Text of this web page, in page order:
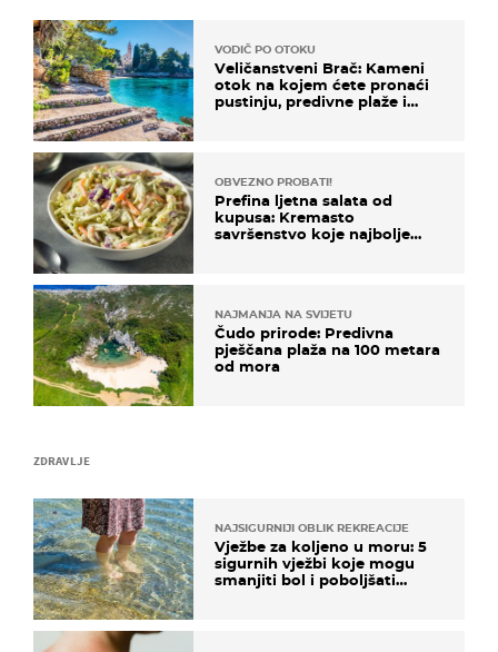
ZDRAVLJE
NAJSIGURNIJI OBLIK REKREACIJE
Vježbe za koljeno u moru: 5
sigurnih vježbi koje mogu
smanjiti bol i poboljšati
VODIČ PO OTOKU
Veličanstveni Brač: Kameni
otok na kojem ćete pronaći
pustinju, predivne plaže i
OBVEZNO PROBATI!
Prefina ljetna salata od
kupusa: Kremasto
savršenstvo koje najbolje
NAJMANJA NA SVIJETU
Čudo prirode: Predivna
pješčana plaža na 100 metara
od mora